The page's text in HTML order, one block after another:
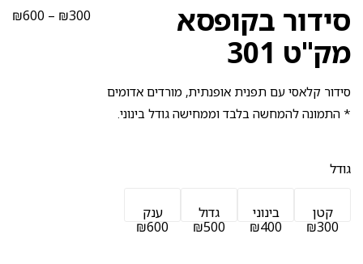
סידור בקופסא
מק"ט 301
₪300
–
₪600
סידור קלאסי עם תפנית אופנתית, מורדים אדומים
* התמונה להמחשה בלבד וממחישה גודל בינוני.
גודל
קטן
₪300
בינוני
₪400
גדול
₪500
ענק
₪600